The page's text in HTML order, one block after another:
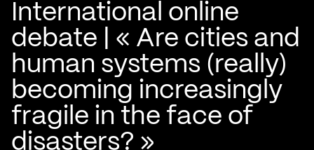
International online
debate | « Are cities and
human systems (really)
becoming increasingly
fragile in the face of
disasters? »